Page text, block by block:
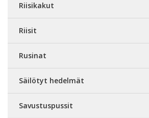
Riisikakut
Riisit
Rusinat
Säilötyt hedelmät
Savustuspussit